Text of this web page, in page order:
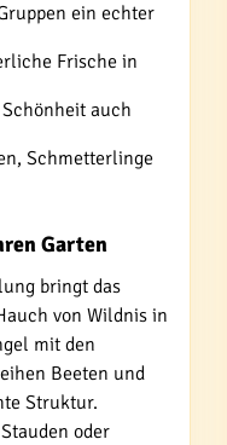
ein echter
Frische in
auch
Schmetterlinge
Garten
bringt das
von Wildnis in
mit den
Beeten und
Struktur.
oder